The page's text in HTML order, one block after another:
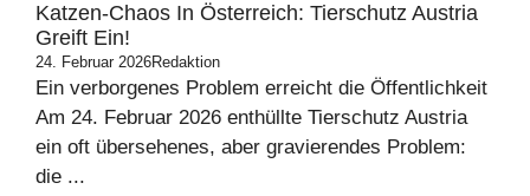
Katzen-Chaos In Österreich: Tierschutz Austria
Greift Ein!
24. Februar 2026Redaktion
Ein verborgenes Problem erreicht die Öffentlichkeit
Am 24. Februar 2026 enthüllte Tierschutz Austria
ein oft übersehenes, aber gravierendes Problem:
die ...